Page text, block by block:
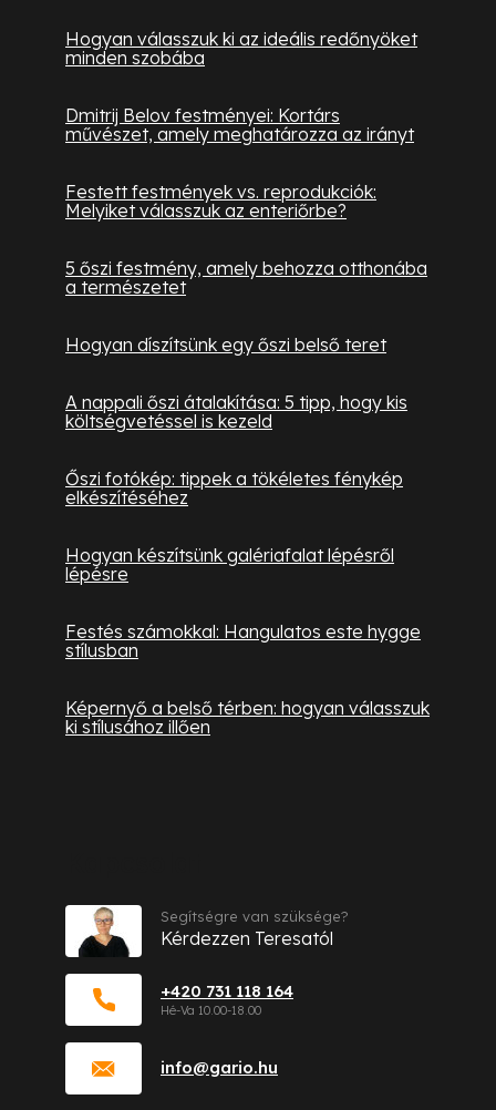
Hogyan válasszuk ki az ideális redőnyöket
minden szobába
Dmitrij Belov festményei: Kortárs
művészet, amely meghatározza az irányt
Festett festmények vs. reprodukciók:
Melyiket válasszuk az enteriőrbe?
5 őszi festmény, amely behozza otthonába
a természetet
Hogyan díszítsünk egy őszi belső teret
A nappali őszi átalakítása: 5 tipp, hogy kis
költségvetéssel is kezeld
Őszi fotókép: tippek a tökéletes fénykép
elkészítéséhez
Hogyan készítsünk galériafalat lépésről
lépésre
Festés számokkal: Hangulatos este hygge
stílusban
Képernyő a belső térben: hogyan válasszuk
ki stílusához illően
info@gario.hu
+420 731 118 164
Segítségre van szüksége?
Kérdezzen Teresatól